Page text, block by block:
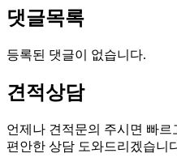
댓글목록
등록된 댓글이 없습니다.
견적상담
언제나 견적문의 주시면 빠르
편안한 상담 도와드리겠습니